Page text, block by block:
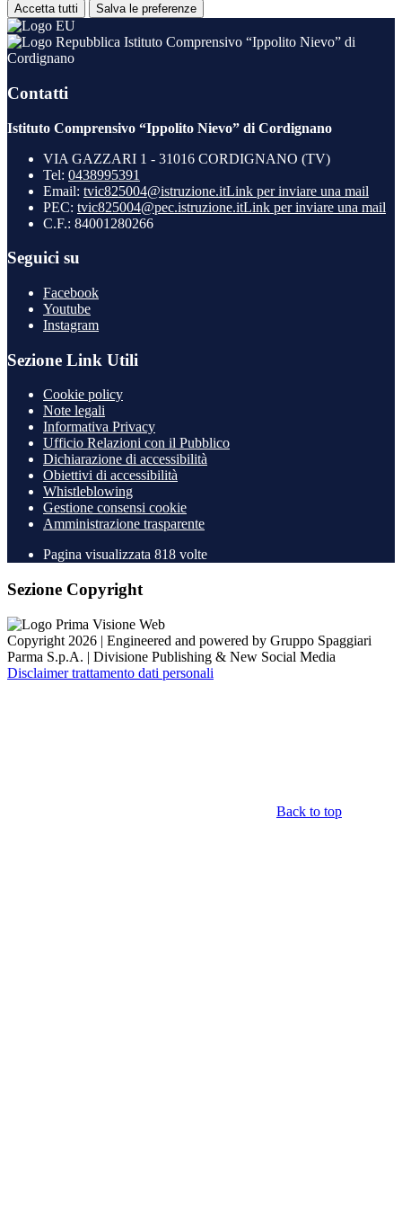
Accetta tutti Salva le preferenze
Istituto Comprensivo “Ippolito Nievo” di
Cordignano
Contatti
Istituto Comprensivo “Ippolito Nievo” di Cordignano
VIA GAZZARI 1 - 31016 CORDIGNANO (TV)
Tel: 0438995391
Email: tvic825004@istruzione.itLink per inviare una mail
PEC: tvic825004@pec.istruzione.itLink per inviare una mail
C.F.: 84001280266
Seguici su
Facebook
Youtube
Instagram
Sezione Link Utili
Cookie policy
Note legali
Informativa Privacy
Ufficio Relazioni con il Pubblico
Dichiarazione di accessibilità
Obiettivi di accessibilità
Whistleblowing
Gestione consensi cookie
Amministrazione trasparente
Pagina visualizzata 818 volte
Sezione Copyright
Copyright 2026 | Engineered and powered by Gruppo Spaggiari
Parma S.p.A. | Divisione Publishing & New Social Media
Disclaimer trattamento dati personali
Back to top